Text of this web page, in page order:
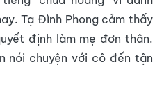
Tạ Đình Phong cảm thấy
định làm mẹ đơn thân.
nói chuyện với cô đến tận